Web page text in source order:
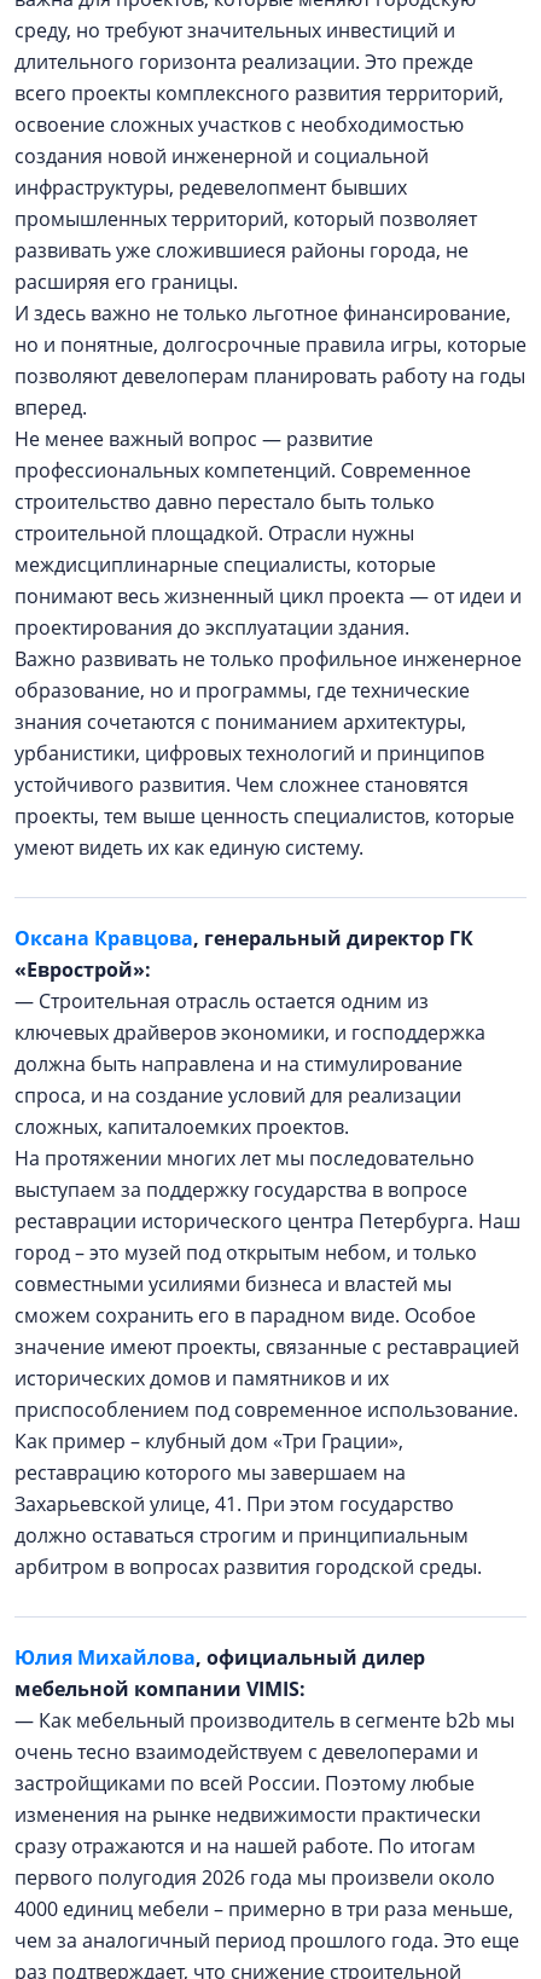
среду, но требуют значительных инвестиций и
длительного горизонта реализации. Это прежде
всего проекты комплексного развития территорий,
освоение сложных участков с необходимостью
создания новой инженерной и социальной
инфраструктуры, редевелопмент бывших
промышленных территорий, который позволяет
развивать уже сложившиеся районы города, не
расширяя его границы.
И здесь важно не только льготное финансирование,
но и понятные, долгосрочные правила игры, которые
позволяют девелоперам планировать работу на годы
вперед.
Не менее важный вопрос — развитие
профессиональных компетенций. Современное
строительство давно перестало быть только
строительной площадкой. Отрасли нужны
междисциплинарные специалисты, которые
понимают весь жизненный цикл проекта — от идеи и
проектирования до эксплуатации здания.
Важно развивать не только профильное инженерное
образование, но и программы, где технические
знания сочетаются с пониманием архитектуры,
урбанистики, цифровых технологий и принципов
устойчивого развития. Чем сложнее становятся
проекты, тем выше ценность специалистов, которые
умеют видеть их как единую систему.
Оксана Кравцова, генеральный директор ГК
«Еврострой»:
— Строительная отрасль остается одним из
ключевых драйверов экономики, и господдержка
должна быть направлена и на стимулирование
спроса, и на создание условий для реализации
сложных, капиталоемких проектов.
На протяжении многих лет мы последовательно
выступаем за поддержку государства в вопросе
реставрации исторического центра Петербурга. Наш
город – это музей под открытым небом, и только
совместными усилиями бизнеса и властей мы
сможем сохранить его в парадном виде. Особое
значение имеют проекты, связанные с реставрацией
исторических домов и памятников и их
приспособлением под современное использование.
Как пример – клубный дом «Три Грации»,
реставрацию которого мы завершаем на
Захарьевской улице, 41. При этом государство
должно оставаться строгим и принципиальным
арбитром в вопросах развития городской среды.
Юлия Михайлова, официальный дилер
мебельной компании VIMIS:
— Как мебельный производитель в сегменте b2b мы
очень тесно взаимодействуем с девелоперами и
застройщиками по всей России. Поэтому любые
изменения на рынке недвижимости практически
сразу отражаются и на нашей работе. По итогам
первого полугодия 2026 года мы произвели около
4000 единиц мебели – примерно в три раза меньше,
чем за аналогичный период прошлого года. Это еще
раз подтверждает, что снижение строительной